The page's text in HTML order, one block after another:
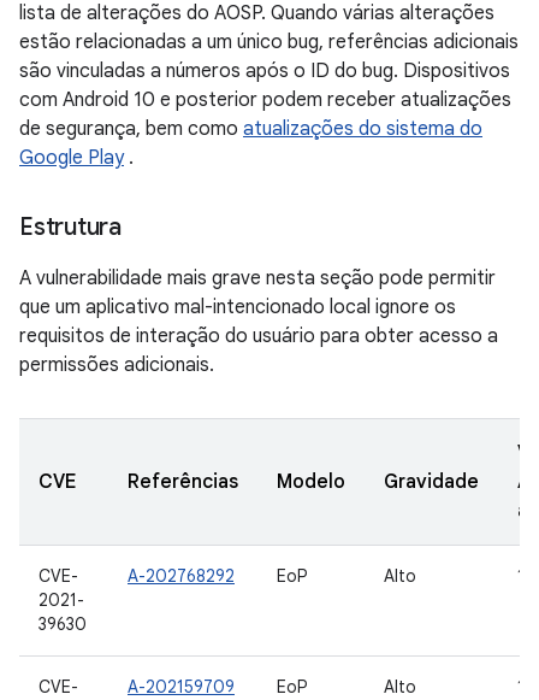
lista de alterações do AOSP. Quando várias alterações
estão relacionadas a um único bug, referências adicionais
são vinculadas a números após o ID do bug. Dispositivos
com Android 10 e posterior podem receber atualizações
de segurança, bem como atualizações do sistema do
Google Play.
Estrutura
A vulnerabilidade mais grave nesta seção pode permitir
que um aplicativo mal-intencionado local ignore os
requisitos de interação do usuário para obter acesso a
permissões adicionais.
CVE Referências Modelo Gravidade
CVE-
2021-
39630
A-202768292 EoP Alto 12
CVE- A-202159709 EoP Alto